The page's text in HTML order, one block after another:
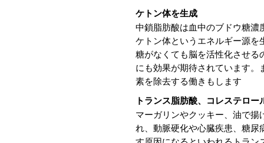
ケトン体を生成
中鎖脂肪酸は血中のブドウ糖
ケトン体というエネルギー源
糖がなくても脳を活性化させ
にも効果が期待されています
素を除去する働きもします
トランス脂肪酸、コレステロー
マーガリンやクッキー、油で
れ、動脈硬化や心臓疾患、糖